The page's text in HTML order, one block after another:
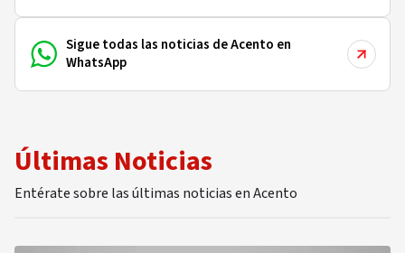
2022 un programa de Meditación Terapéutica
semanales en el periódico acento desde el 2020
y es autor de los libros: Cincuenta Reflexiones.
Breve guía para el Homo sapiens y Piensa bien,
prioritaria para el mundo de hoy y enseñanzas
Sigue todas las noticias de Acento en
WhatsApp